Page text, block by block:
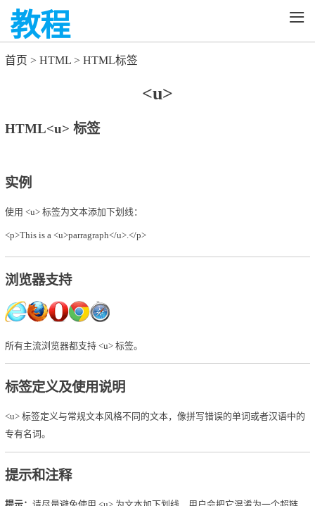
教程 ≡
首页 >HTML >HTML标签
<u>
HTML<u> 标签
实例
使用 <u> 标签为文本添加下划线：
<p>This is a <u>parragraph</u>.</p>
浏览器支持
所有主流浏览器都支持 <u> 标签。
标签定义及使用说明
<u> 标签定义与常规文本风格不同的文本，像拼写错误的单词或者汉语中的
专有名词。
提示和注释